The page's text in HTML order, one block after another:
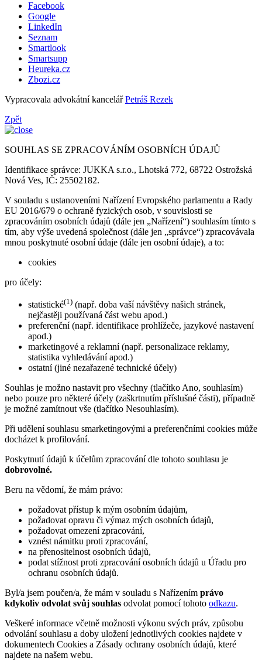
Facebook
Google
LinkedIn
Seznam
Smartlook
Smartsupp
Heureka.cz
Zbozi.cz
Vypracovala advokátní kancelářPetráš Rezek
Zpět
SOUHLAS SE ZPRACOVÁNÍM OSOBNÍCH ÚDAJŮ
Identifikace správce: JUKKA s.r.o., Lhotská 772, 68722 Ostrožská
Nová Ves, IČ: 25502182.
V souladu s ustanoveními Nařízení Evropského parlamentu a Rady
EU 2016/679 o ochraně fyzických osob, v souvislosti se
zpracováním osobních údajů (dále jen „Nařízení“) souhlasím tímto s
tím, aby výše uvedená společnost (dále jen „správce“) zpracovávala
mnou poskytnuté osobní údaje (dále jen osobní údaje), a to:
cookies
pro účely:
statistické(1) (např. doba vaší návštěvy našich stránek,
nejčastěji používaná část webu apod.)
preferenční (např. identifikace prohlížeče, jazykové nastavení
apod.)
marketingové a reklamní (např. personalizace reklamy,
statistika vyhledávání apod.)
ostatní (jiné nezařazené technické účely)
Souhlas je možno nastavit pro všechny (tlačítko Ano, souhlasím)
nebo pouze pro některé účely (zaškrtnutím příslušné části), případně
je možné zamítnout vše (tlačítko Nesouhlasím).
Při udělení souhlasu smarketingovými a preferenčními cookies může
docházet k profilování.
Poskytnutí údajů k účelům zpracování dle tohoto souhlasu je
dobrovolné.
Beru na vědomí, že mám právo:
požadovat přístup k mým osobním údajům,
požadovat opravu či výmaz mých osobních údajů,
požadovat omezení zpracování,
vznést námitku proti zpracování,
na přenositelnost osobních údajů,
podat stížnost proti zpracování osobních údajů u Úřadu pro
ochranu osobních údajů.
Byl/a jsem poučen/a, že mám v souladu s Nařízením právo
kdykoliv odvolat svůj souhlas odvolat pomocí tohoto odkazu.
Veškeré informace včetně možnosti výkonu svých práv, způsobu
odvolání souhlasu a doby uložení jednotlivých cookies najdete v
dokumentech Cookies a Zásady ochrany osobních údajů, které
najdete na našem webu.